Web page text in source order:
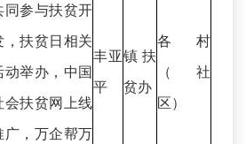
同参与扶贫开
，扶贫日相关
动举办，中国
会扶贫网上线
广，万企帮万
丰亚
平
镇扶
贫办
各村
（社
区）